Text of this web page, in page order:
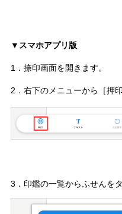
▼スマホアプリ版
1．捺印画面を開きます。
2．右下のメニューから［押
3．印鑑の一覧からふせんを